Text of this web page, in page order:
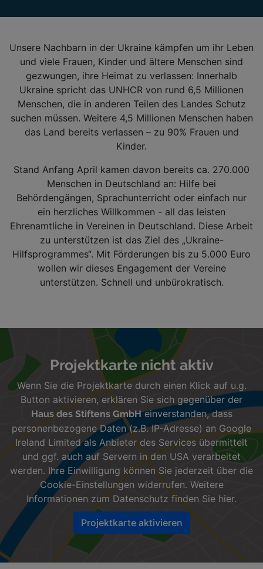
Unsere Nachbarn in der Ukraine kämpfen um ihr Leben
und viele Frauen, Kinder und ältere Menschen sind
gezwungen, ihre Heimat zu verlassen: Innerhalb
Ukraine spricht das UNHCR von rund 6,5 Millionen
Menschen, die in anderen Teilen des Landes Schutz
suchen müssen. Weitere 4,5 Millionen Menschen haben
das Land bereits verlassen – zu 90% Frauen und
Kinder.
Stand Anfang April kamen davon bereits ca. 270.000
Menschen in Deutschland an: Hilfe bei
Behördengängen, Sprachunterricht oder einfach nur
ein herzliches Willkommen - all das leisten
Ehrenamtliche in Vereinen in Deutschland. Diese Arbeit
zu unterstützen ist das Ziel des „Ukraine-
Hilfsprogrammes“. Mit Förderungen bis zu 5.000 Euro
wollen wir dieses Engagement der Vereine
unterstützen. Schnell und unbürokratisch.
Projekte entdecken
Karte überspringen und zum Abschnitt der
Diese Karte zeigt die Standorte der Projekte an.
Projektkarte nicht aktiv
Wenn Sie die Projektkarte durch einen Klick auf u.g.
Button aktivieren, erklären Sie sich gegenüber der
Haus des Stiftens GmbHeinverstanden, dass
personenbezogene Daten (z.B. IP-Adresse) an Google
Ireland Limited als Anbieter des Services übermittelt
und ggf. auch auf Servern in den USA verarbeitet
werden. Ihre Einwilligung können Sie jederzeit über die
Cookie-Einstellungen widerrufen. Weitere
Informationen zum Datenschutz finden Sie hier.
Projektkarte aktivieren